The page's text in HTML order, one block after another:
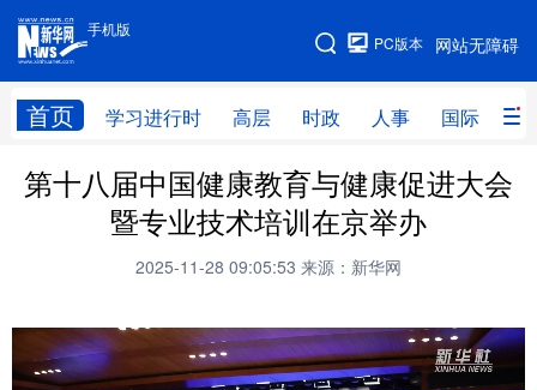
手机版
网站无障碍
PC版本
首页 学习进行时 高层 时政 人事 国际 财
手机版
网站地图
学习进行时 高层 时政 人事
财经 网评
思客智库 全球连线
科技 科普 体育 文化
健康 军事 访谈 视频
第十八届中国健康教育与健康促进大会
暨专业技术培训在京举办
2025-11-28 09:05:53 来源：新华网